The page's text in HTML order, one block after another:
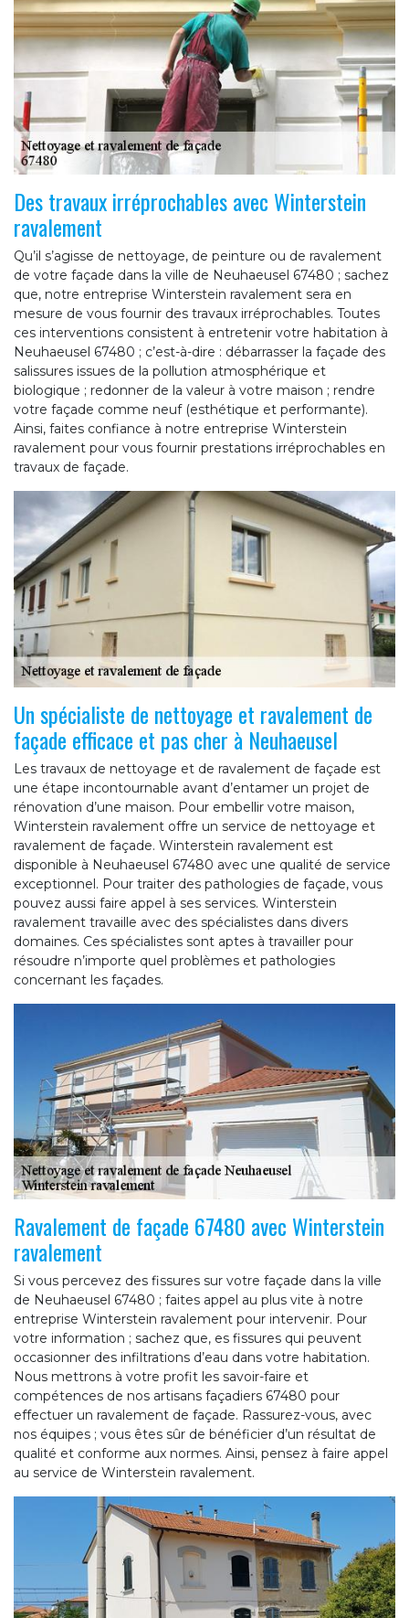
Des travaux irréprochables avec Winterstein
ravalement
Qu’il s’agisse de nettoyage, de peinture ou de ravalement
de votre façade dans la ville de Neuhaeusel 67480 ; sachez
que, notre entreprise Winterstein ravalement sera en
mesure de vous fournir des travaux irréprochables. Toutes
ces interventions consistent à entretenir votre habitation à
Neuhaeusel 67480 ; c’est-à-dire : débarrasser la façade des
salissures issues de la pollution atmosphérique et
biologique ; redonner de la valeur à votre maison ; rendre
votre façade comme neuf (esthétique et performante).
Ainsi, faites confiance à notre entreprise Winterstein
ravalement pour vous fournir prestations irréprochables en
travaux de façade.
Un spécialiste de nettoyage et ravalement de
façade efficace et pas cher à Neuhaeusel
Les travaux de nettoyage et de ravalement de façade est
une étape incontournable avant d’entamer un projet de
rénovation d’une maison. Pour embellir votre maison,
Winterstein ravalement offre un service de nettoyage et
ravalement de façade. Winterstein ravalement est
disponible à Neuhaeusel 67480 avec une qualité de service
exceptionnel. Pour traiter des pathologies de façade, vous
pouvez aussi faire appel à ses services. Winterstein
ravalement travaille avec des spécialistes dans divers
domaines. Ces spécialistes sont aptes à travailler pour
résoudre n’importe quel problèmes et pathologies
concernant les façades.
Ravalement de façade 67480 avec Winterstein
ravalement
Si vous percevez des fissures sur votre façade dans la ville
de Neuhaeusel 67480 ; faites appel au plus vite à notre
entreprise Winterstein ravalement pour intervenir. Pour
votre information ; sachez que, es fissures qui peuvent
occasionner des infiltrations d’eau dans votre habitation.
Nous mettrons à votre profit les savoir-faire et
compétences de nos artisans façadiers 67480 pour
effectuer un ravalement de façade. Rassurez-vous, avec
nos équipes ; vous êtes sûr de bénéficier d’un résultat de
qualité et conforme aux normes. Ainsi, pensez à faire appel
au service de Winterstein ravalement.